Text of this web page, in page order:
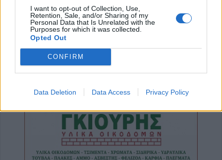
I want to opt-out of Collection, Use,
Retention, Sale, and/or Sharing of my
Personal Data that Is Unrelated with the
Purposes for which it was collected.
Opted Out
CONFIRM
Data Deletion Data Access Privacy Policy
Συνεδριάζει την Τρίτη 11 Αυγούστου το
Δημοτικό Συμβούλιο Λίμνης Πλαστήρα
7 Αυγούστου 2026, 14:05
Την Κυριακή 9 Αυγούστου το 40ήμερο
μνημόσυνο του Βάιου Κουκουνή
Χασομέρη
7 Αυγούστου 2026, 13:14
Στο 3,4% ο πληθωρισμός τον Ιούλιο του
2026 σύμφωνα με την ΕΛΣΤΑΤ
7 Αυγούστου 2026, 13:03